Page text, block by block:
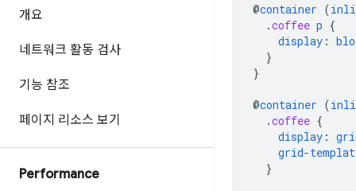
개요
네트워크 활동 검사
기능 참조
페이지 리소스 보기
Performance
@container (
.coffee p {
display :
}
}
@container (
.coffee {
display :
grid-
}